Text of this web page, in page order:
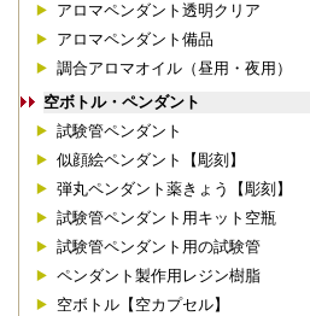
アロマペンダント透明クリア
アロマペンダント備品
調合アロマオイル（昼用・夜用）
空ボトル・ペンダント
試験管ペンダント
似顔絵ペンダント【彫刻】
弾丸ペンダント薬きょう【彫刻】
試験管ペンダント用キット空瓶
試験管ペンダント用の試験管
ペンダント製作用レジン樹脂
空ボトル【空カプセル】